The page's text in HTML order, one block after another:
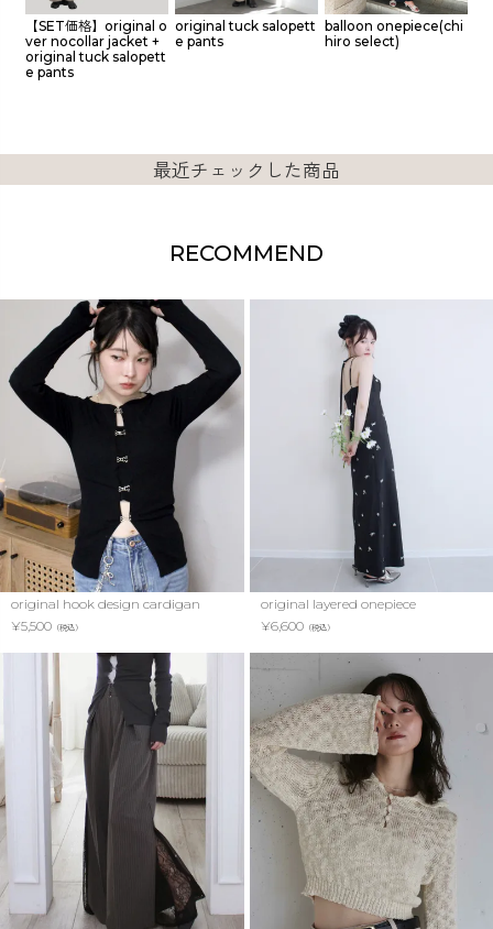
【SET価格】original o
ver nocollar jacket +
original tuck salopett
e pants
original tuck salopett
e pants
balloon onepiece(chi
hiro select)
最近チェックした商品
RECOMMEND
original hook design cardigan
¥5,500 （税込）
original layered onepiece
¥6,600（税込）